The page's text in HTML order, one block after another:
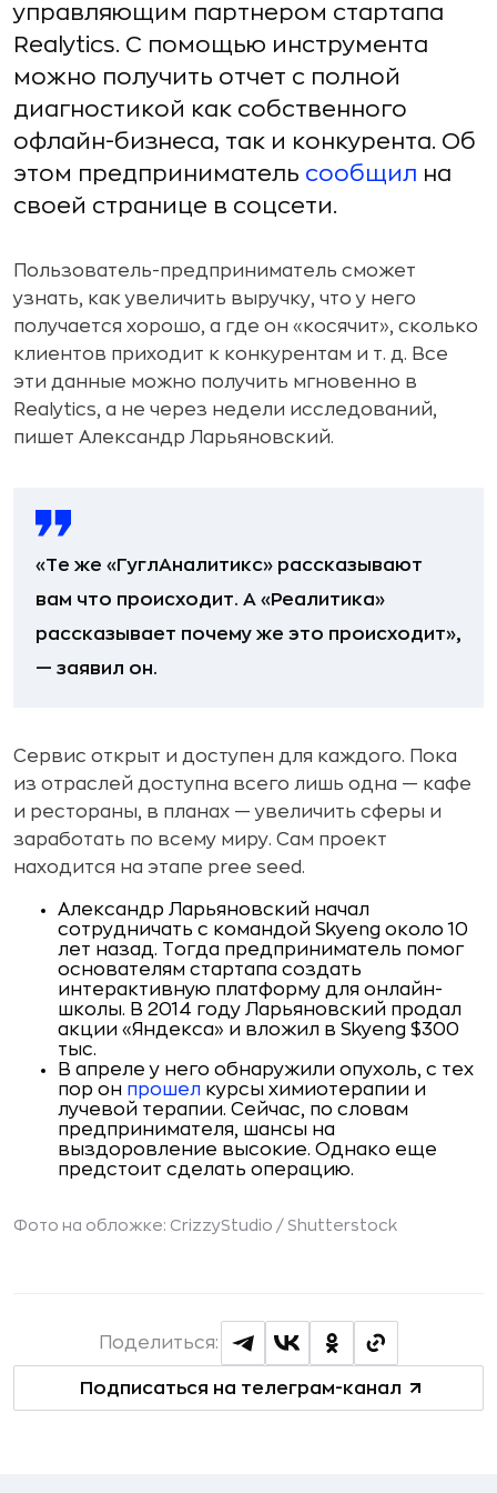
управляющим партнером стартапа
Realytics. С помощью инструмента
можно получить отчет с полной
диагностикой как собственного
офлайн-бизнеса, так и конкурента. Об
этом предприниматель сообщил на
своей странице в соцсети.
Пользователь-предприниматель сможет
узнать, как увеличить выручку, что у него
получается хорошо, а где он «косячит», сколько
клиентов приходит к конкурентам и т. д. Все
эти данные можно получить мгновенно в
Realytics, а не через недели исследований,
пишет Александр Ларьяновский.
«Те же «ГуглАналитикс» рассказывают
вам что происходит. А «Реалитика»
рассказывает почему же это происходит»,
— заявил он.
Сервис открыт и доступен для каждого. Пока
из отраслей доступна всего лишь одна — кафе
и рестораны, в планах — увеличить сферы и
заработать по всему миру. Сам проект
находится на этапе pree seed.
Александр Ларьяновский начал
сотрудничать с командой Skyeng около 10
лет назад. Тогда предприниматель помог
основателям стартапа создать
интерактивную платформу для онлайн-
школы. В 2014 году Ларьяновский продал
акции «Яндекса» и вложил в Skyeng $300
тыс.
В апреле у него обнаружили опухоль, с тех
пор он прошел курсы химиотерапии и
лучевой терапии. Сейчас, по словам
предпринимателя, шансы на
выздоровление высокие. Однако еще
предстоит сделать операцию.
Фото на обложке: CrizzyStudio / Shutterstock
Подписаться на телеграм-канал
Поделиться: